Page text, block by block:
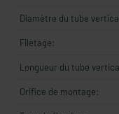
Diamètre du tube
Filetage:
Longueur du tube
Orifice de montage: